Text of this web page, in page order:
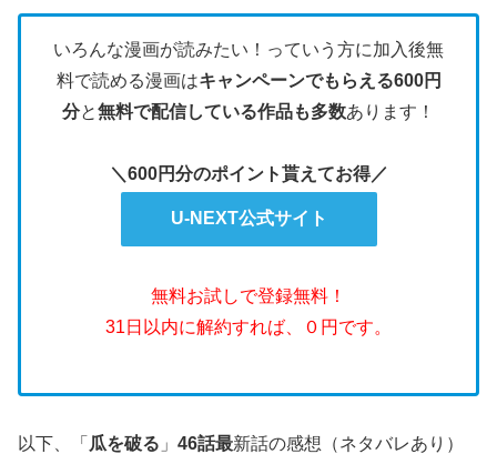
いろんな漫画が読みたい！っていう方に加入後無
料で読める漫画はキャンペーンでもらえる600円
分と無料で配信している作品も多数あります！
＼600円分のポイント貰えてお得／
U-NEXT公式サイト
無料お試しで登録無料！
31日以内に解約すれば、０円です。
以下、「 瓜を破る 」 46話最新話の感想（ネタバレあり）